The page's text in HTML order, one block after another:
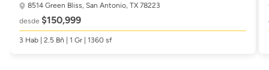
8514 Green Bliss, San Antonio, TX 78223
desde $150,999
3 Hab | 2.5 Bñ | 1 Gr | 1360 sf